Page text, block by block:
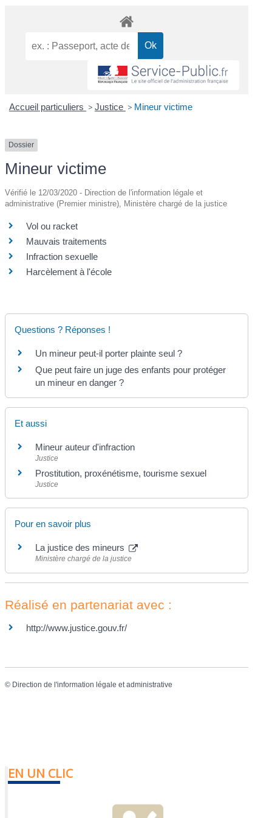
Accueil particuliers > Justice > Mineur victime
Dossier
Mineur victime
Vérifié le 12/03/2020 - Direction de l'information légale et
administrative (Premier ministre), Ministère chargé de la justice
Vol ou racket
Mauvais traitements
Infraction sexuelle
Harcèlement à l'école
Questions ? Réponses !
Un mineur peut-il porter plainte seul ?
Que peut faire un juge des enfants pour protéger
un mineur en danger ?
Et aussi
Mineur auteur d'infraction
Justice
Prostitution, proxénétisme, tourisme sexuel
Justice
Pour en savoir plus
La justice des mineurs
Ministère chargé de la justice
Réalisé en partenariat avec :
http://www.justice.gouv.fr/
© Direction de l'information légale et administrative
EN UN CLIC